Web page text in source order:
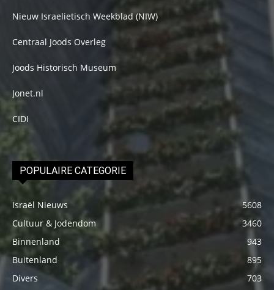
Nieuw Israelietisch Weekblad (NIW)
Centraal Joods Overleg
Joods Historisch Museum
Jonet.nl
CIDI
POPULAIRE CATEGORIE
Israël Nieuws
5608
Cultuur & Jodendom
3460
Binnenland
943
Buitenland
895
Divers
703